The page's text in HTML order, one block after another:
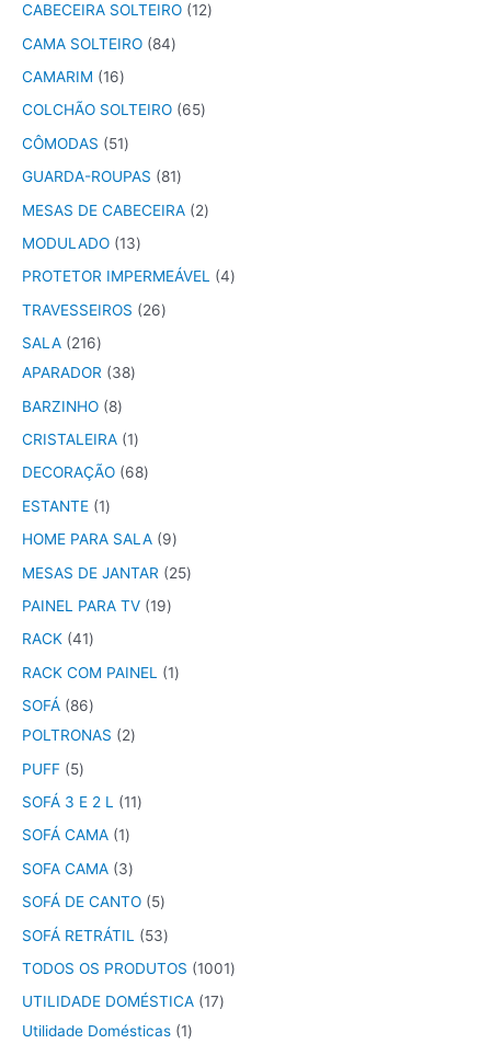
CABECEIRA SOLTEIRO 12
CAMA SOLTEIRO
84
CAMARIM
16
COLCHÃO SOLTEIRO
65
CÔMODAS
51
GUARDA-ROUPAS
81
MESAS DE CABECEIRA
2
MODULADO 13
PROTETOR IMPERMEÁVEL
4
TRAVESSEIROS
26
SALA
216
APARADOR
38
BARZINHO
8
CRISTALEIRA 1
DECORAÇÃO
68
ESTANTE 1
HOME PARA SALA
9
MESAS DE JANTAR
25
PAINEL PARA TV 19
RACK 41
RACK COM PAINEL
1
SOFÁ
86
POLTRONAS
2
PUFF
5
SOFÁ 3 E 2 L
11
SOFÁ CAMA 1
SOFA CAMA
3
SOFÁ DE CANTO
5
SOFÁ RETRÁTIL
53
TODOS OS PRODUTOS
1001
UTILIDADE DOMÉSTICA 17
Utilidade Domésticas 1